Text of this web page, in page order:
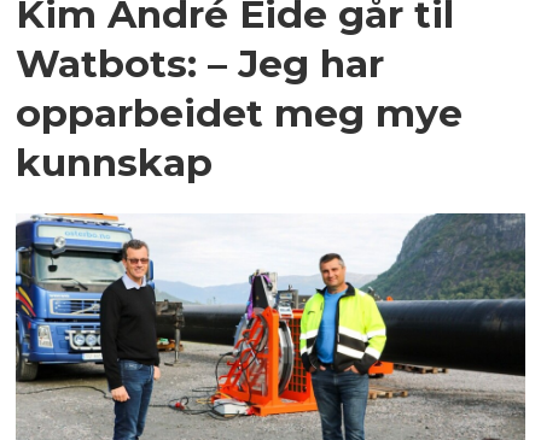
Kim André Eide går til
Watbots: – Jeg har
opparbeidet meg mye
kunnskap